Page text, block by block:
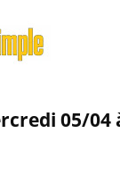
05/04